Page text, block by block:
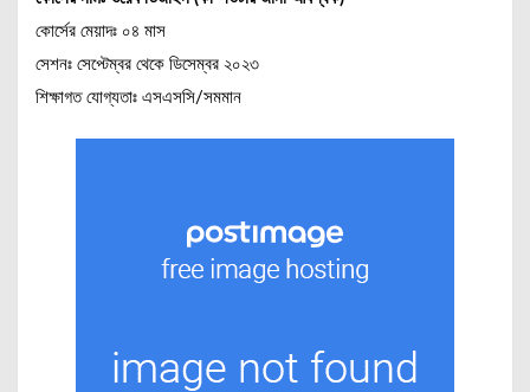
কোর্সের মেয়াদঃ ০৪ মাস
সেশনঃ সেপ্টেম্বর থেকে ডিসেম্বর ২০২৩
শিক্ষাগত যোগ্যতাঃ এসএসসি/সমমান